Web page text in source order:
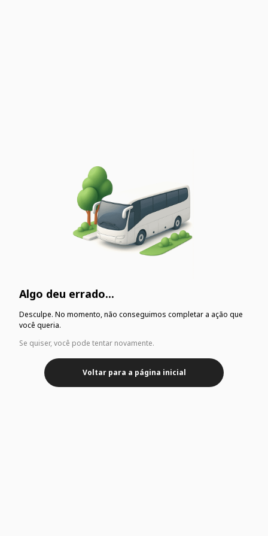
Algo deu errado...
Desculpe. No momento, não conseguimos completar a ação que
você queria.
Se quiser, você pode tentar novamente.
Voltar para a página inicial